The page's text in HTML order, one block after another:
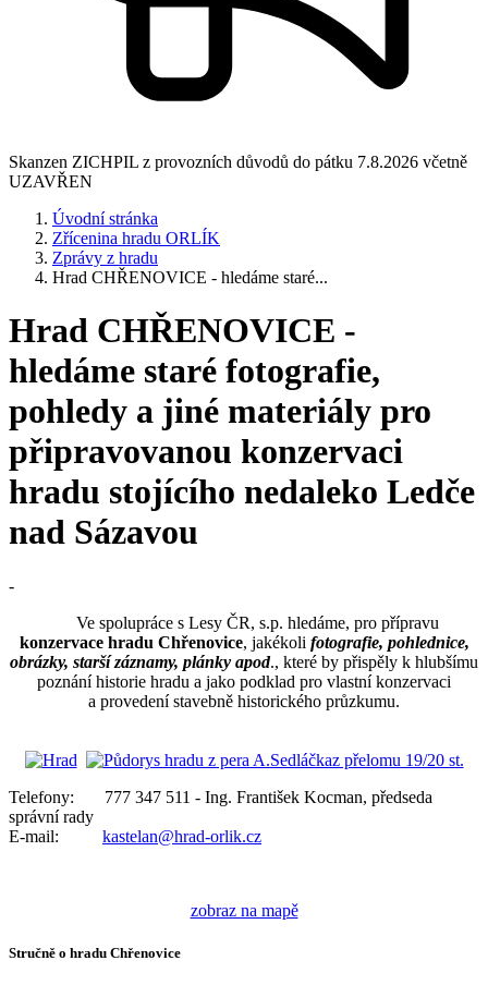
Skanzen ZICHPIL z provozních důvodů do pátku 7.8.2026 včetně
UZAVŘEN
Úvodní stránka
Zřícenina hradu ORLÍK
Zprávy z hradu
Hrad CHŘENOVICE - hledáme staré...
Hrad CHŘENOVICE -
hledáme staré fotografie,
pohledy a jiné materiály pro
připravovanou konzervaci
hradu stojícího nedaleko Ledče
nad Sázavou
-
Ve spolupráce s Lesy ČR, s.p. hledáme, pro přípravu
konzervace hradu Chřenovice, jakékoli fotografie, pohlednice,
obrázky, starší záznamy, plánky apod., které by přispěly k hlubšímu
poznání historie hradu a jako podklad pro vlastní konzervaci
a provedení stavebně historického průzkumu.
Telefony: 777 347 511 - Ing. František Kocman, předseda
správní rady
E-mail: kastelan@hrad-orlik.cz
zobraz na mapě
Stručně o hradu Chřenovice